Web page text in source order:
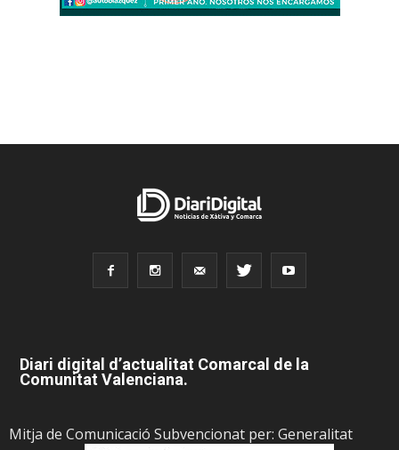
Diari digital d’actualitat Comarcal de la
Comunitat Valenciana.
Mitja de Comunicació Subvencionat per: Generalitat